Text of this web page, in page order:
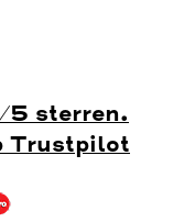
5 sterren.
Trustpilot